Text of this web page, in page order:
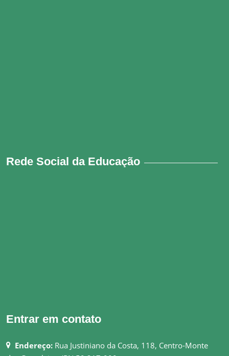
Rede Social da Educação
Entrar em contato
Endereço: Rua Justiniano da Costa, 118, Centro-Monte